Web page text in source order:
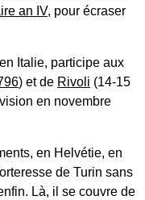
an IV, pour écraser
Italie, participe aux
) et de Rivoli (14-15
en novembre
en Helvétie, en
de Turin sans
Là, il se couvre de